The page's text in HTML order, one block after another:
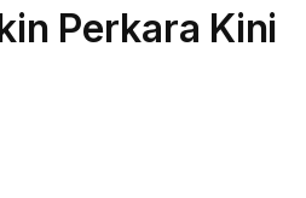
Perkara Kini